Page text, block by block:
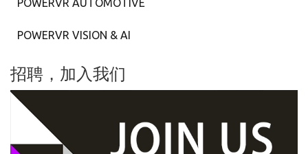
POWERVR AUTOMOTIVE
POWERVR VISION & AI
招聘，加入我们